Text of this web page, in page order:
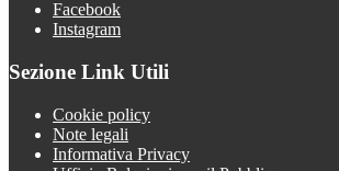
Facebook
Instagram
Sezione Link Utili
Cookie policy
Note legali
Informativa Privacy